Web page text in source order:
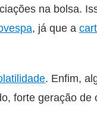
na bolsa.
, já que a
. Enfim,
forte geração de